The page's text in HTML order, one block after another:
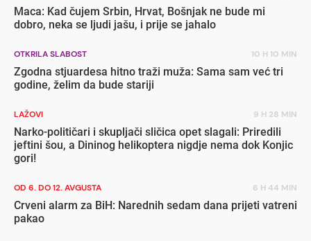
Maca: Kad čujem Srbin, Hrvat, Bošnjak ne bude mi
dobro, neka se ljudi jašu, i prije se jahalo
OTKRILA SLABOST 10 H 10 MIN
Zgodna stjuardesa hitno traži muža: Sama sam već tri
godine, želim da bude stariji
LAŽOVI 9 H 28 MIN
Narko-političari i skupljači sličica opet slagali: Priredili
jeftini šou, a Dininog helikoptera nigdje nema dok Konjic
gori!
OD 6. DO 12. AVGUSTA 6 H 44 MIN
Crveni alarm za BiH: Narednih sedam dana prijeti vatreni
pakao